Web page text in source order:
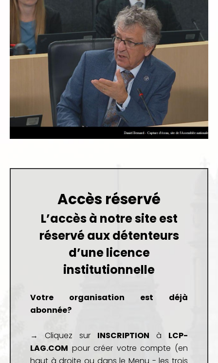
Accès réservé
L’accès à notre site est
réservé aux détenteurs
d’unelicence
institutionnelle
Votre organisation est déjà
abonnée?
→ Cliquez sur INSCRIPTION à LCP-
LAG.COM pour créer votre compte (en
haut à droite ou dans le Menu - les trois